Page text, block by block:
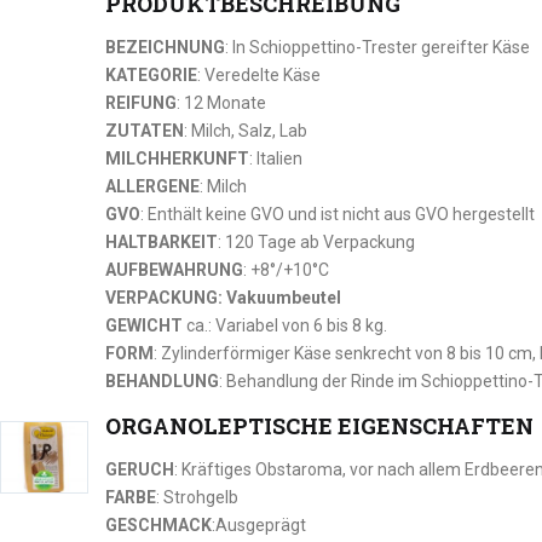
BEZEICHNUNG: In Schioppettino-Trester gereifter Käse
KATEGORIE: Veredelte Käse
REIFUNG: 12 Monate
ZUTATEN : Milch, Salz, Lab
MILCHHERKUNFT: Italien
ALLERGENE: Milch
GVO: Enthält keine GVO und ist nicht aus GVO hergestellt
HALTBARKEIT: 120 Tage ab Verpackung
AUFBEWAHRUNG: +8°/+10°C
VERPACKUNG: Vakuumbeutel
GEWICHT ca.: Variabel von 6 bis 8 kg.
FORM : Zylinderförmiger Käse senkrecht von 8 bis 10
BEHANDLUNG: Behandlung der Rinde im Schioppettino-
ORGANOLEPTISCHE EIGENSCHAFTEN
GERUCH : Kräftiges Obstaroma, vor nach allem
FARBE: Strohgelb
GESCHMACK:Ausgeprägt